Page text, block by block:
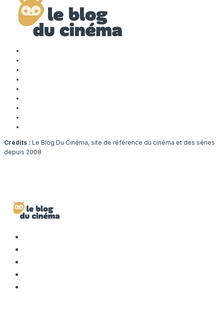
Crédits : Le Blog Du Cinéma, site de référence du cinéma et des séries
depuis 2008